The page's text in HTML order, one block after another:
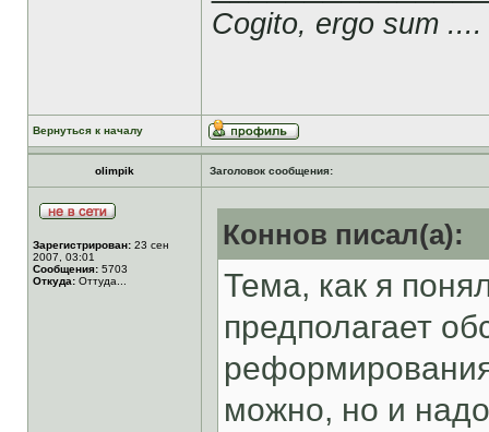
Cogito, ergo sum ....
Вернуться к началу
olimpik Заголовок сообщения:
Зарегистрирован: 23 сен
2007, 03:01
Сообщения: 5703
Откуда: Оттуда...
Коннов писал(а):
Тема, как я
предполагает
можно, но и